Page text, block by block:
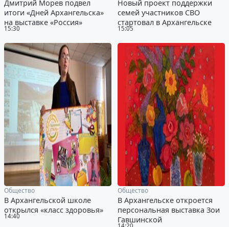
15:30
Дмитрий Морев подвел
итоги «Дней Архангельска»
на выставке «Россия»
15:05
Новый проект поддержки
семей участников СВО
стартовал в Архангельске
14:40
Общество
В Архангельской школе
открылся «класс здоровья»
Общество
В Архангельске откроется
персональная выставка Зои
Гавшинской